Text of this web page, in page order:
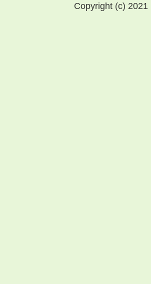
Copyright (c)